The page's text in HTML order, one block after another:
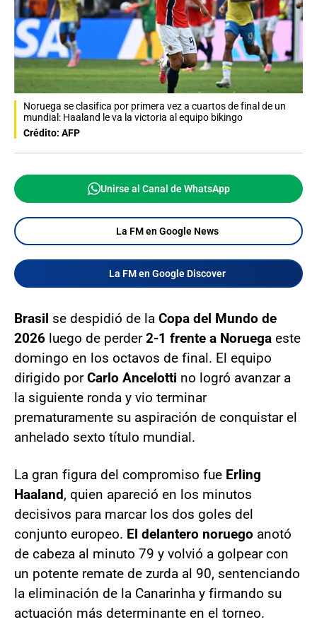
Noruega se clasifica por primera vez a cuartos de final de un
mundial: Haaland le va la victoria al equipo bikingo
Crédito: AFP
Unirse al Canal de WhatsApp
La FM en Google News
La FM en Google Discover
Brasil se despidió de la Copa del Mundo de
2026 luego de perder2-1 frente a Noruega este
domingo en los octavos de final. El equipo
dirigido porCarlo Ancelotti no logró avanzar a
la siguiente ronda y vio terminar
prematuramente su aspiración de conquistar el
anhelado sexto título mundial.
La gran figura del compromiso fue Erling
Haaland, quien apareció en los minutos
decisivos para marcar los dos goles del
conjunto europeo. El delantero noruego anotó
de cabeza al minuto 79 y volvió a golpear con
un potente remate de zurda al 90, sentenciando
la eliminación de la Canarinha y firmando su
actuación más determinante en el torneo.